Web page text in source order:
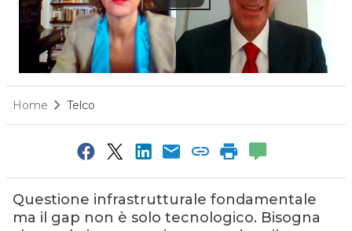
Home Telco
Questione infrastrutturale fondamentale
ma il gap non è solo tecnologico. Bisogna